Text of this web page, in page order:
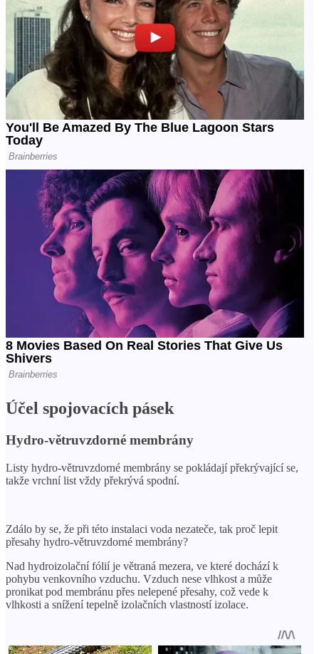
Účel spojovacích pásek
Hydro-větruvzdorné membrány
Listy hydro-větruvzdorné membrány se pokládají překrývající se,
takže vrchní list vždy překrývá spodní.
Zdálo by se, že při této instalaci voda nezateče, tak proč lepit
přesahy hydro-větruvzdorné membrány?
Nad hydroizolační fólií je větraná mezera, ve které dochází k
pohybu venkovního vzduchu. Vzduch nese vlhkost a může
pronikat pod membránu přes nelepené přesahy, což vede k
vlhkosti a snížení tepelně izolačních vlastností izolace.